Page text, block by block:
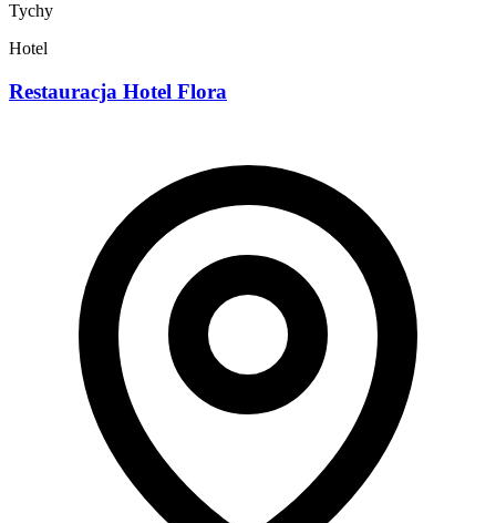
Tychy
Hotel
Restauracja Hotel Flora